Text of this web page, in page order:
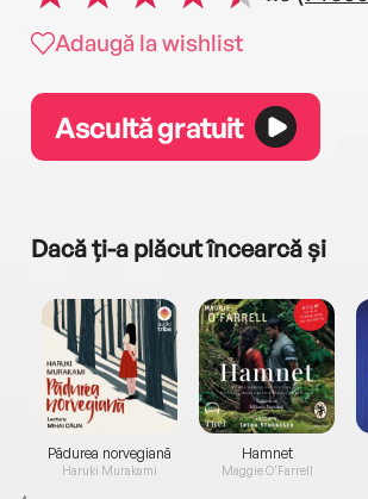
Adaugă la wishlist
Ascultă gratuit
Dacă ți-a plăcut încearcă și
Pădurea norvegiană
Haruki Murakami
Hamnet
Maggie O'Farrell